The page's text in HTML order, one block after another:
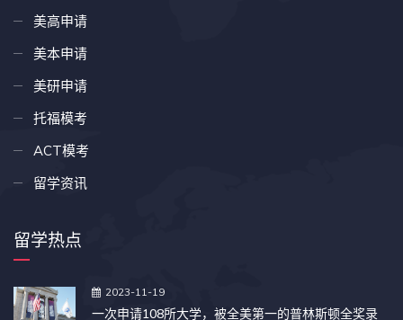
美高申请
美本申请
美研申请
托福模考
ACT模考
留学资讯
留学热点
2023-11-19
一次申请108所大学，被全美第一的普林斯顿全奖录